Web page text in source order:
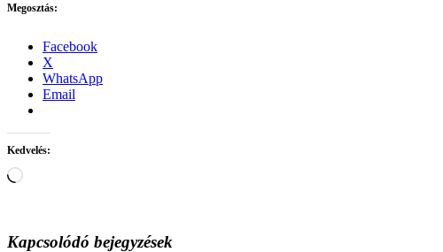
Megosztás:
Facebook
X
WhatsApp
Email
Kedvelés:
Loading…
Kapcsolódó bejegyzések